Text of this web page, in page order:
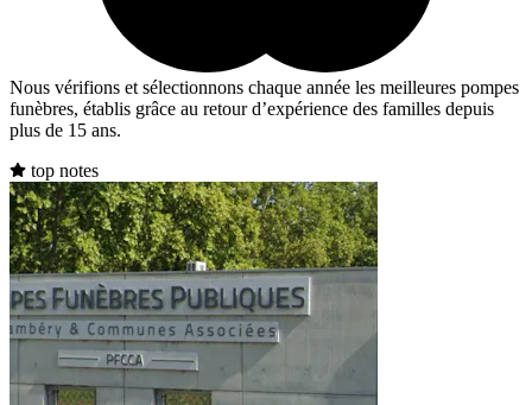
Nous vérifions et sélectionnons chaque année les meilleures pompes
funèbres, établis grâce au retour d’expérience des familles depuis
plus de 15 ans.
top notes